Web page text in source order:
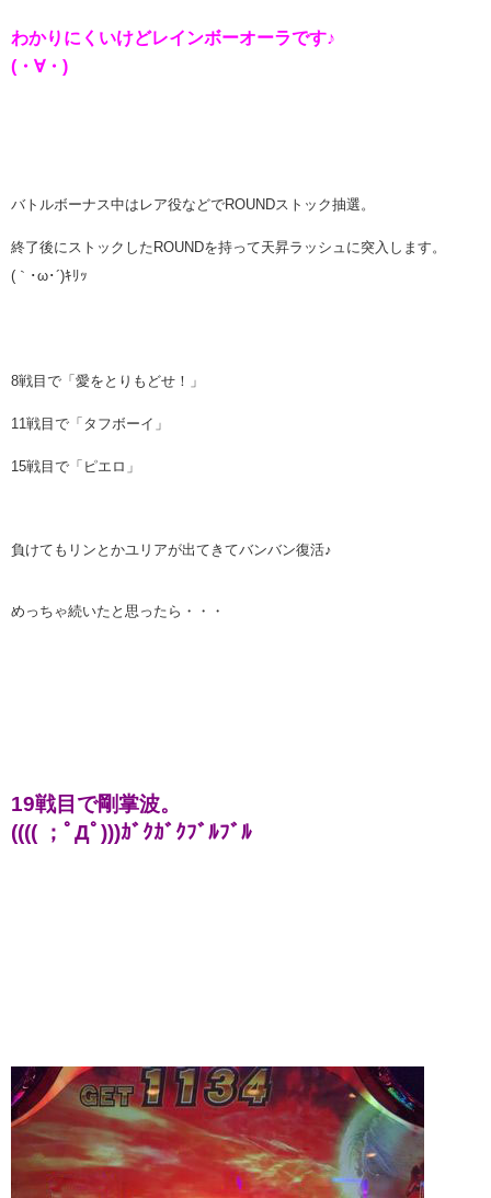
わかりにくいけどレインボーオーラです♪
(・∀・)
バトルボーナス中はレア役などでROUNDストック抽選。
終了後にストックしたROUNDを持って天昇ラッシュに突入します。
(｀･ω･´)ｷﾘｯ
8戦目で「愛をとりもどせ！」
11戦目で「タフボーイ」
15戦目で「ピエロ」
負けてもリンとかユリアが出てきてバンバン復活♪
めっちゃ続いたと思ったら・・・
19戦目で剛掌波。
(((( ；ﾟДﾟ)))ｶﾞｸｶﾞｸﾌﾞﾙﾌﾞﾙ